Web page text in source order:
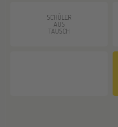
Schüleraustausch-
SCHÜLER
AUS
TAUSCH